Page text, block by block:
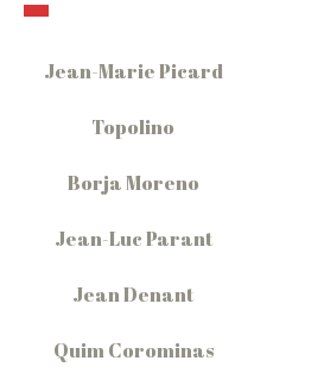
Jean-Marie Picard
Topolino
Borja Moreno
Jean-Luc Parant
Jean Denant
Quim Corominas